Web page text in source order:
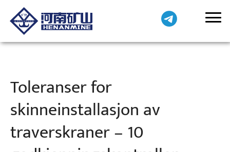
Toleranser for
skinneinstallasjon av
traverskraner – 10